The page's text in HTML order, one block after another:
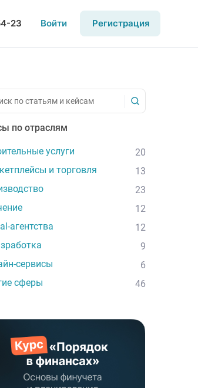
23 Войти Регистрация
по отраслям
услуги
20
и торговля
13
23
12
агентства
12
9
сервисы
6
сферы
46